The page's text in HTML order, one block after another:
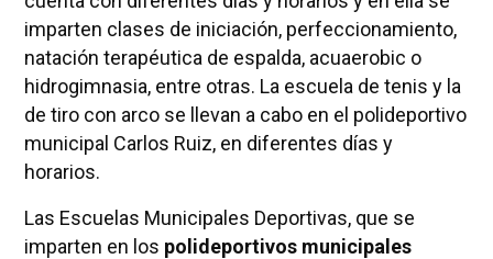
imparten clases de iniciación, perfeccionamiento,
natación terapéutica de espalda, acuaerobic o
hidrogimnasia, entre otras. La escuela de tenis y la
de tiro con arco se llevan a cabo en el polideportivo
municipal Carlos Ruiz, en diferentes días y
horarios.
Las Escuelas Municipales Deportivas, que se
imparten en los polideportivos municipales